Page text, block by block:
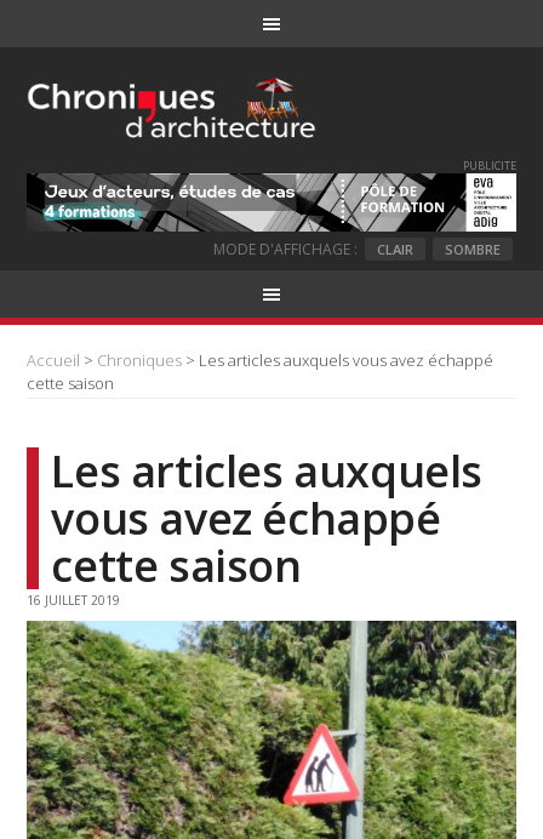
PUBLICITE
MODE D'AFFICHAGE : CLAIR SOMBRE
Accueil > Chroniques > Les articles auxquels vous avez échappé
cette saison
Les articles auxquels
vous avez échappé
cette saison
16 JUILLET 2019